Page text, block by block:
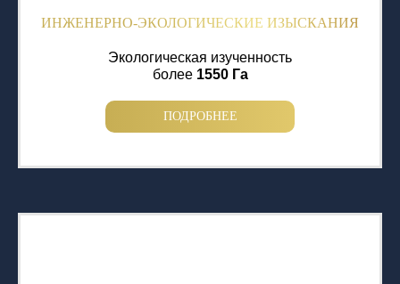
ИНЖЕНЕРНО-ЭКОЛОГИЧЕСКИЕ ИЗЫСКАНИЯ
Экологическая изученность
более 1550 Га
ПОДРОБНЕЕ